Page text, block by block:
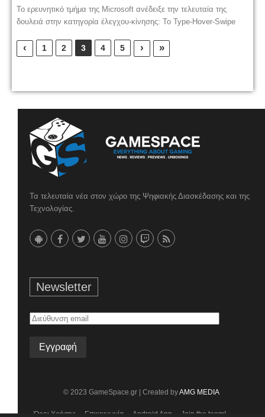
Το ερευνητικό τμήμα της Microsoft ανέδειξε την τελευταία της
δουλειά στην κατηγορία έλεγχου-κίνησης: Το Type-Hover-Swipe
‹ 1 2 3 4 5 › »
Τα τελευταία νέα στον χώρο της Ψηφιακής Διασκέδασης και της
Τεχνολογίας.
Newsletter
Διεύθυνση
© 2023 GameSpace.gr | Created byAMG MEDIA
Όροι Χρήσης Επικοινωνία Android App Join the team!